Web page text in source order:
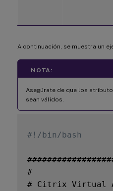
A continuación, se muestra un
NOTA:
Asegúrate de que los
sean válidos.
#!/bin/bash
#
# Citrix Virtual